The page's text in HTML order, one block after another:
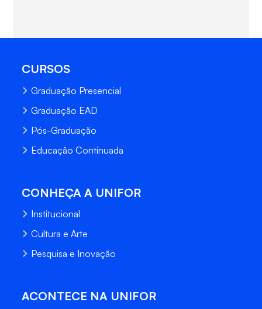
CURSOS
Graduação Presencial
Graduação EAD
Pós-Graduação
Educação Continuada
CONHEÇA A UNIFOR
Institucional
Cultura e Arte
Pesquisa e Inovação
ACONTECE NA UNIFOR